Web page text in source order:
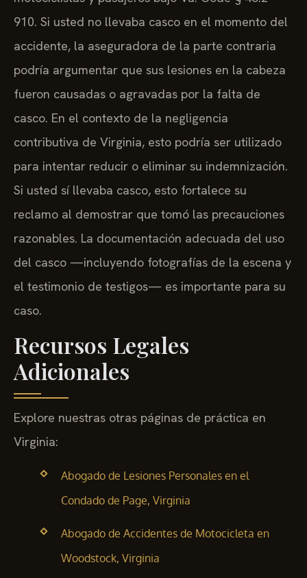
910. Si usted no llevaba casco en el momento del
accidente, la aseguradora de la parte contraria
podría argumentar que sus lesiones en la cabeza
fueron causadas o agravadas por la falta de
casco. En el contexto de la negligencia
contributiva de Virginia, esto podría ser utilizado
para intentar reducir o eliminar su indemnización.
Si usted sí llevaba casco, esto fortalece su
reclamo al demostrar que tomó las precauciones
razonables. La documentación adecuada del uso
del casco —incluyendo fotografías de la escena y
el testimonio de testigos— es importante para su
caso.
Recursos Legales
Adicionales
Explore nuestras otras páginas de práctica en
Virginia:
Abogado de Lesiones Personales en el
Condado de Page, Virginia
Abogado de Accidentes de Motocicleta en
Woodstock, Virginia